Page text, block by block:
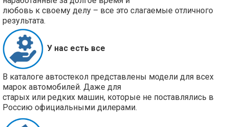
любовь к своему делу – все это слагаемые отличного
результата.
У нас есть все
В каталоге автостекол представлены модели для всех
марок автомобилей. Даже для
старых или редких машин, которые не поставлялись в
Россию официальными дилерами.